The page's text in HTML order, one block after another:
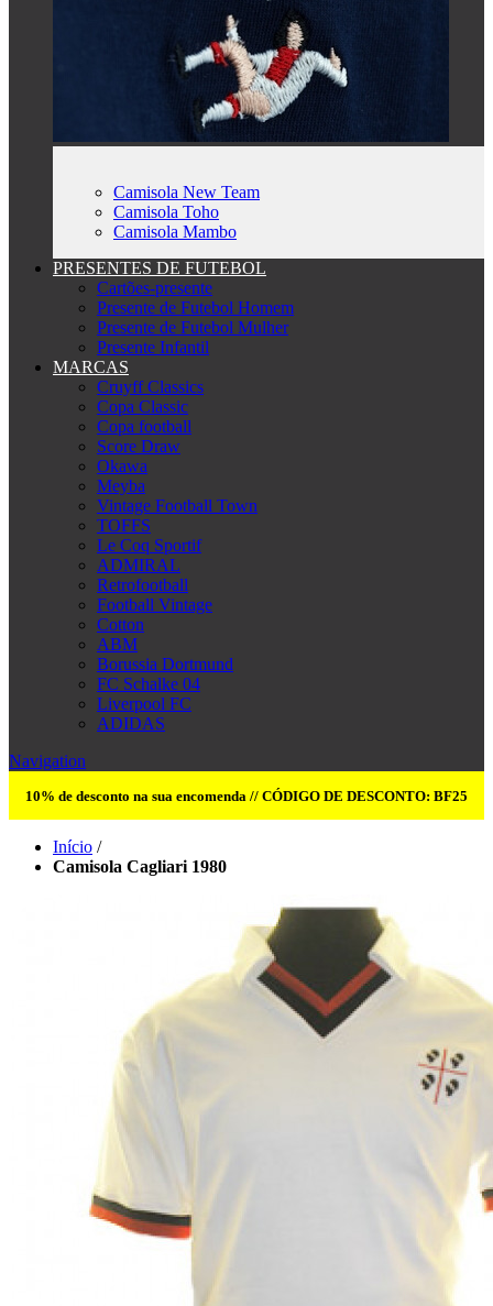
Camisola New Team
Camisola Toho
Camisola Mambo
PRESENTES DE FUTEBOL
Cartões-presente
Presente de Futebol Homem
Presente de Futebol Mulher
Presente Infantil
MARCAS
Cruyff Classics
Copa Classic
Copa football
Score Draw
Okawa
Meyba
Vintage Football Town
TOFFS
Le Coq Sportif
ADMIRAL
Retrofootball
Football Vintage
Cotton
ABM
Borussia Dortmund
FC Schalke 04
Liverpool FC
ADIDAS
Navigation
10% de desconto na sua encomenda // CÓDIGO DE DESCONTO: BF25
Início /
Camisola Cagliari 1980